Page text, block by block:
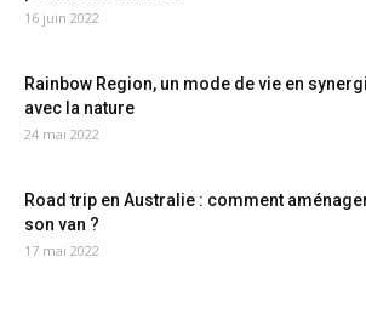
16 juin 2022
Rainbow Region, un mode de vie en
avec la nature
24 mai 2022
Road trip en Australie : comment
son van ?
17 mai 2022